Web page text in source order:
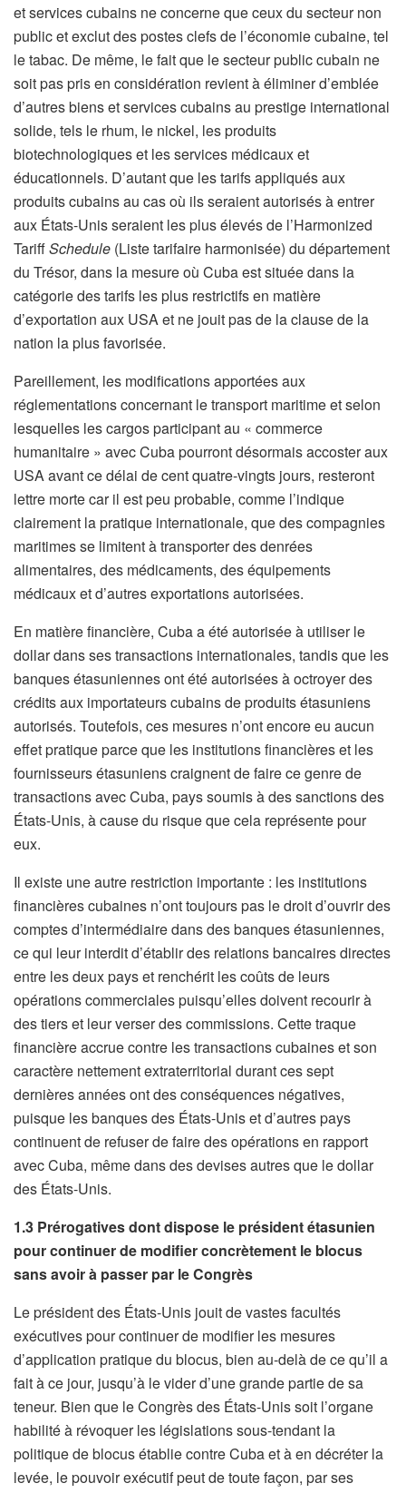
et services cubains ne concerne que ceux du secteur non
public et exclut des postes clefs de l’économie cubaine, tel
le tabac. De même, le fait que le secteur public cubain ne
soit pas pris en considération revient à éliminer d’emblée
d’autres biens et services cubains au prestige international
solide, tels le rhum, le nickel, les produits
biotechnologiques et les services médicaux et
éducationnels. D’autant que les tarifs appliqués aux
produits cubains au cas où ils seraient autorisés à entrer
aux États-Unis seraient les plus élevés de l’Harmonized
TariffSchedule (Liste tarifaire harmonisée) du département
du Trésor, dans la mesure où Cuba est située dans la
catégorie des tarifs les plus restrictifs en matière
d’exportation aux USA et ne jouit pas de la clause de la
nation la plus favorisée.
Pareillement, les modifications apportées aux
réglementations concernant le transport maritime et selon
lesquelles les cargos participant au « commerce
humanitaire » avec Cuba pourront désormais accoster aux
USA avant ce délai de cent quatre-vingts jours, resteront
lettre morte car il est peu probable, comme l’indique
clairement la pratique internationale, que des compagnies
maritimes se limitent à transporter des denrées
alimentaires, des médicaments, des équipements
médicaux et d’autres exportations autorisées.
En matière financière, Cuba a été autorisée à utiliser le
dollar dans ses transactions internationales, tandis que les
banques étasuniennes ont été autorisées à octroyer des
crédits aux importateurs cubains de produits étasuniens
autorisés. Toutefois, ces mesures n’ont encore eu aucun
effet pratique parce que les institutions financières et les
fournisseurs étasuniens craignent de faire ce genre de
transactions avec Cuba, pays soumis à des sanctions des
États-Unis, à cause du risque que cela représente pour
eux.
Il existe une autre restriction importante : les institutions
financières cubaines n’ont toujours pas le droit d’ouvrir des
comptes d’intermédiaire dans des banques étasuniennes,
ce qui leur interdit d’établir des relations bancaires directes
entre les deux pays et renchérit les coûts de leurs
opérations commerciales puisqu’elles doivent recourir à
des tiers et leur verser des commissions. Cette traque
financière accrue contre les transactions cubaines et son
caractère nettement extraterritorial durant ces sept
dernières années ont des conséquences négatives,
puisque les banques des États-Unis et d’autres pays
continuent de refuser de faire des opérations en rapport
avec Cuba, même dans des devises autres que le dollar
des États-Unis.
1.3 Prérogatives dont dispose le président étasunien
pour continuer de modifier concrètement le blocus
sans avoir à passer par le Congrès
Le président des États-Unis jouit de vastes facultés
exécutives pour continuer de modifier les mesures
d’application pratique du blocus, bien au-delà de ce qu’il a
fait à ce jour, jusqu’à le vider d’une grande partie de sa
teneur. Bien que le Congrès des États-Unis soit l’organe
habilité à révoquer les législations sous-tendant la
politique de blocus établie contre Cuba et à en décréter la
levée, le pouvoir exécutif peut de toute façon, par ses